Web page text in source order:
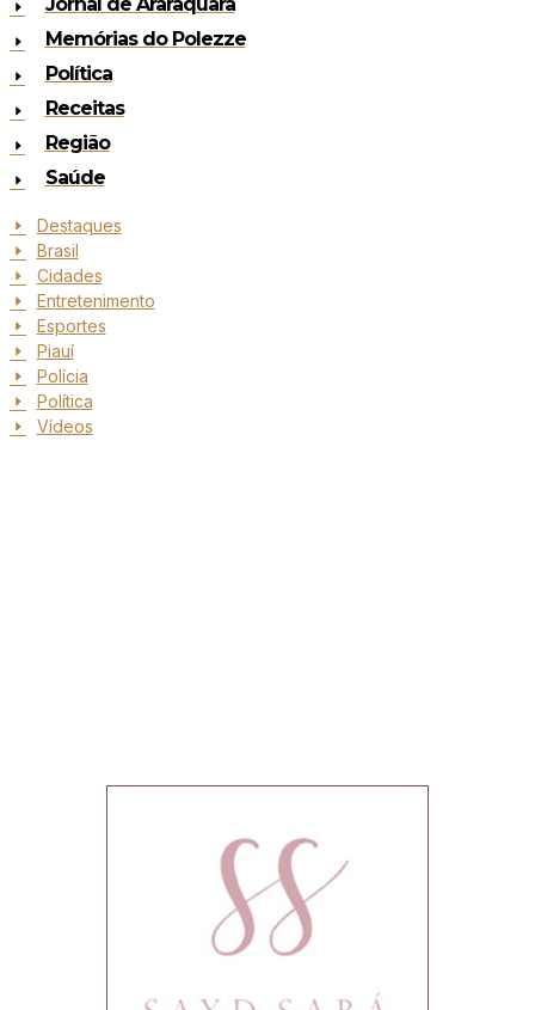
Memórias do Polezze
Política
Receitas
Região
Saúde
Destaques
Brasil
Cidades
Entretenimento
Esportes
Piauí
Polícia
Política
Vídeos